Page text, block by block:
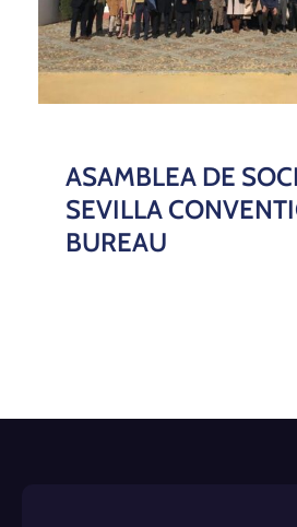
ASAMBLEA DE
SEVILLA
BUREAU